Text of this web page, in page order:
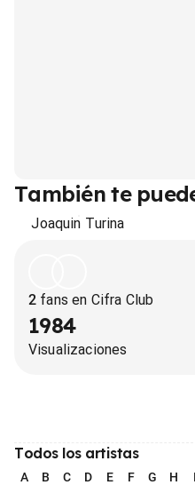
También te
Joaquin Turina
2 fans en Cifra Club
1984
Visualizaciones
Todos los artistas
A B C D E F G H I